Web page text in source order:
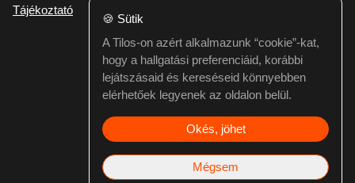
Tájékoztató
Ha hibát találtál vagy kérdésed van itt jelezd:
webmester@tilos.hu
🍪 Sütik
A Tilos-on azért alkalmazunk “cookie”-kat,
hogy a hallgatási preferenciáid, korábbi
lejátszásaid és kereséseid könnyebben
elérhetőek legyenek az oldalon belül.
Okés, jöhet
Mégsem